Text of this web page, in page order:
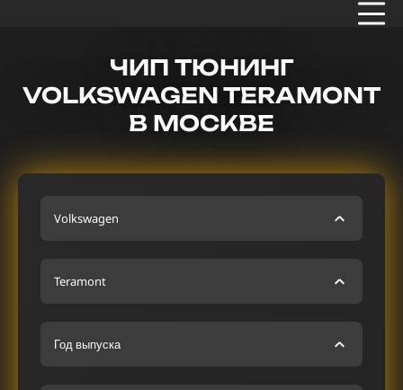
ЧИП ТЮНИНГ
VOLKSWAGEN TERAMONT
В МОСКВЕ
Volkswagen
Teramont
Год выпуска